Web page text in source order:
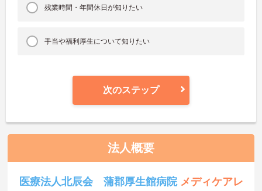
残業時間・年間休日が知りたい
手当や福利厚生について知りたい
次のステップ
法人概要
医療法人北辰会 蒲郡厚生館病院 メディケアレ